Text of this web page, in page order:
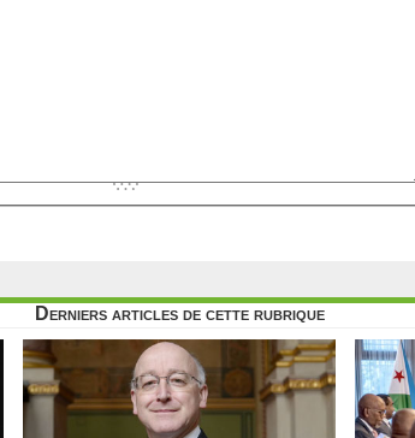
Derniers articles de cette rubrique